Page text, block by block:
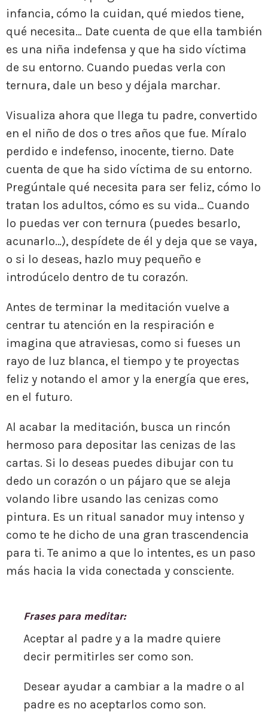
infancia, cómo la cuidan, qué miedos tiene,
qué necesita… Date cuenta de que ella también
es una niña indefensa y que ha sido víctima
de su entorno. Cuando puedas verla con
ternura, dale un beso y déjala marchar.
Visualiza ahora que llega tu padre, convertido
en el niño de dos o tres años que fue. Míralo
perdido e indefenso, inocente, tierno. Date
cuenta de que ha sido víctima de su entorno.
Pregúntale qué necesita para ser feliz, cómo lo
tratan los adultos, cómo es su vida… Cuando
lo puedas ver con ternura (puedes besarlo,
acunarlo…), despídete de él y deja que se vaya,
o si lo deseas, hazlo muy pequeño e
introdúcelo dentro de tu corazón.
Antes de terminar la meditación vuelve a
centrar tu atención en la respiración e
imagina que atraviesas, como si fueses un
rayo de luz blanca, el tiempo y te proyectas
feliz y notando el amor y la energía que eres,
en el futuro.
Al acabar la meditación, busca un rincón
hermoso para depositar las cenizas de las
cartas. Si lo deseas puedes dibujar con tu
dedo un corazón o un pájaro que se aleja
volando libre usando las cenizas como
pintura. Es un ritual sanador muy intenso y
como te he dicho de una gran trascendencia
para ti. Te animo a que lo intentes, es un paso
más hacia la vida conectada y consciente.
Frases para meditar:
Aceptar al padre y a la madre quiere
decir permitirles ser como son.
Desear ayudar a cambiar a la madre o al
padre es no aceptarlos como son.